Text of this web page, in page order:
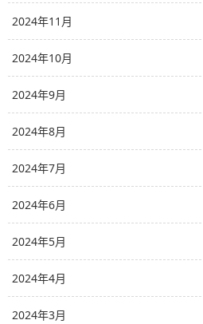
2024年11月
2024年10月
2024年9月
2024年8月
2024年7月
2024年6月
2024年5月
2024年4月
2024年3月